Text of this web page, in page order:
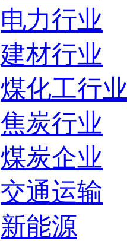
电力行业
建材行业
煤化工行业
焦炭行业
煤炭企业
交通运输
新能源